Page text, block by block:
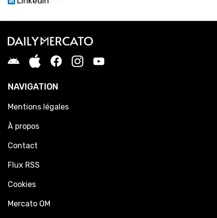
NAVIGATION
Mentions légales
À propos
Contact
Flux RSS
Cookies
Mercato OM